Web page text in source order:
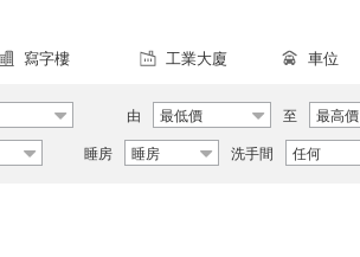
寫字樓 工業大廈 車位
由 最低價 至
最高價
睡房 睡房 洗手間 任何